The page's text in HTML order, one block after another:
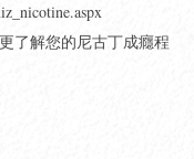
了解您的尼古丁成癮程